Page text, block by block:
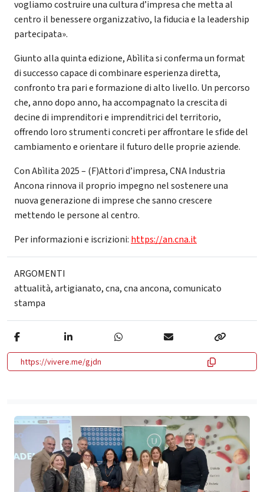
vogliamo costruire una cultura d’impresa che metta al
centro il benessere organizzativo, la fiducia e la leadership
partecipata».
Giunto alla quinta edizione, Abìlita si conferma un format
di successo capace di combinare esperienza diretta,
confronto tra pari e formazione di alto livello. Un percorso
che, anno dopo anno, ha accompagnato la crescita di
decine di imprenditori e imprenditrici del territorio,
offrendo loro strumenti concreti per affrontare le sfide del
cambiamento e orientare il futuro delle proprie aziende.
Con Abìlita 2025 – (F)Attori d’impresa, CNA Industria
Ancona rinnova il proprio impegno nel sostenere una
nuova generazione di imprese che sanno crescere
mettendo le persone al centro.
Per informazioni e iscrizioni: https://an.cna.it
ARGOMENTI
attualità,artigianato,cna,cna ancona,comunicato
stampa
https://vivere.me/gjdn